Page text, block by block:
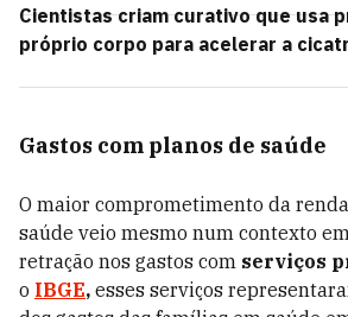
Cientistas criam curativo que usa
próprio corpo para acelerar a
Gastos com planos de saúde
O maior comprometimento da
saúde veio mesmo num contexto
retração nos gastos com serviços
o IBGE, esses serviços